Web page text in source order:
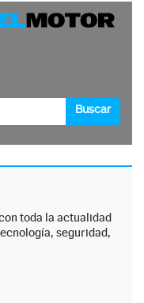
toda la actualidad
seguridad,